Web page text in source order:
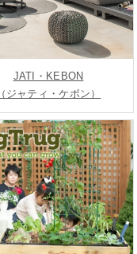
JATI・KEBON
（ジャティ・ケボン）